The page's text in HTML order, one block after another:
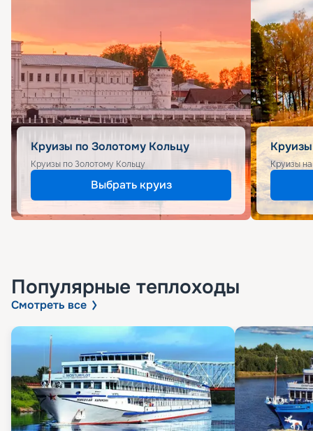
Круизы по Золотому Кольцу
Круизы по Золотому Кольцу
Выбрать круиз
Круизы
Популярные теплоходы
Смотреть все